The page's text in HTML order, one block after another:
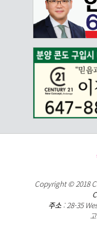
Copyright © 2018
주소 : 28-35